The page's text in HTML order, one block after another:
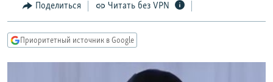
Вернутся
КУЛЬТУРА
КАВКАЗ.РЕАЛИИ
Поделиться Читать без VPN
Приоритетный источник в Google